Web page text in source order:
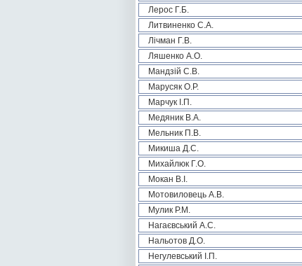
Лерос Г.Б.
Литвиненко С.А.
Лічман Г.В.
Ляшенко А.О.
Мандзій С.В.
Марусяк О.Р.
Марчук І.П.
Медяник В.А.
Мельник П.В.
Микиша Д.С.
Михайлюк Г.О.
Мокан В.І.
Мотовиловець А.В.
Мулик Р.М.
Нагаєвський А.С.
Нальотов Д.О.
Негулевський І.П.